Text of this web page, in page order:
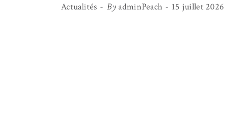
Actualités ByadminPeach 15 juillet 2026